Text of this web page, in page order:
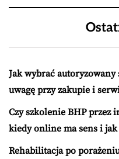
Jak wybrać
uwagę przy zakupie i
Czy szkolenie BHP przez
kiedy online ma sens i
Rehabilitacja po